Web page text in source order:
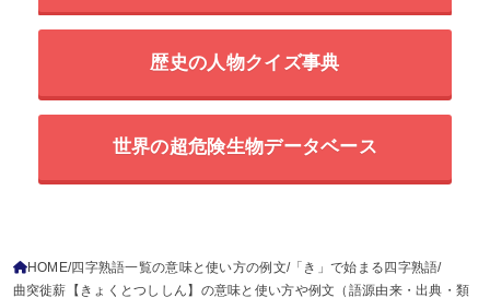
歴史の人物クイズ事典
世界の超危険生物データベース
HOME 四字熟語一覧の意味と使い方の例文
「き」で始まる四字熟語
曲突徙薪【きょくとつししん】の意味と使い方や例文（語源由来・出典・類